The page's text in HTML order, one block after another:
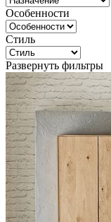
Особенности
Стиль
Развернуть фильтры